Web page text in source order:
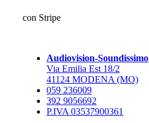
con Stripe
Audiovision-Soundissimo
Via Emilia Est 18/2
41124 MODENA (MO)
059 236009
392 9056692
P.IVA 03537900361